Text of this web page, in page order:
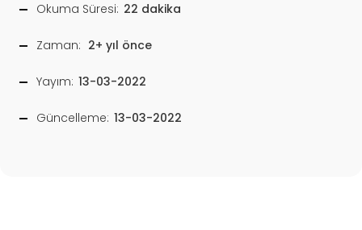
Okuma Süresi: 22 dakika
Zaman: 2+ yıl önce
Yayım: 13-03-2022
Güncelleme: 13-03-2022